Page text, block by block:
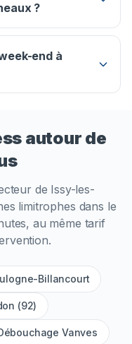
?
end à
autour de
de Issy-les-
limitrophes dans le
au même tarif
Billancourt
(92)
Vanves